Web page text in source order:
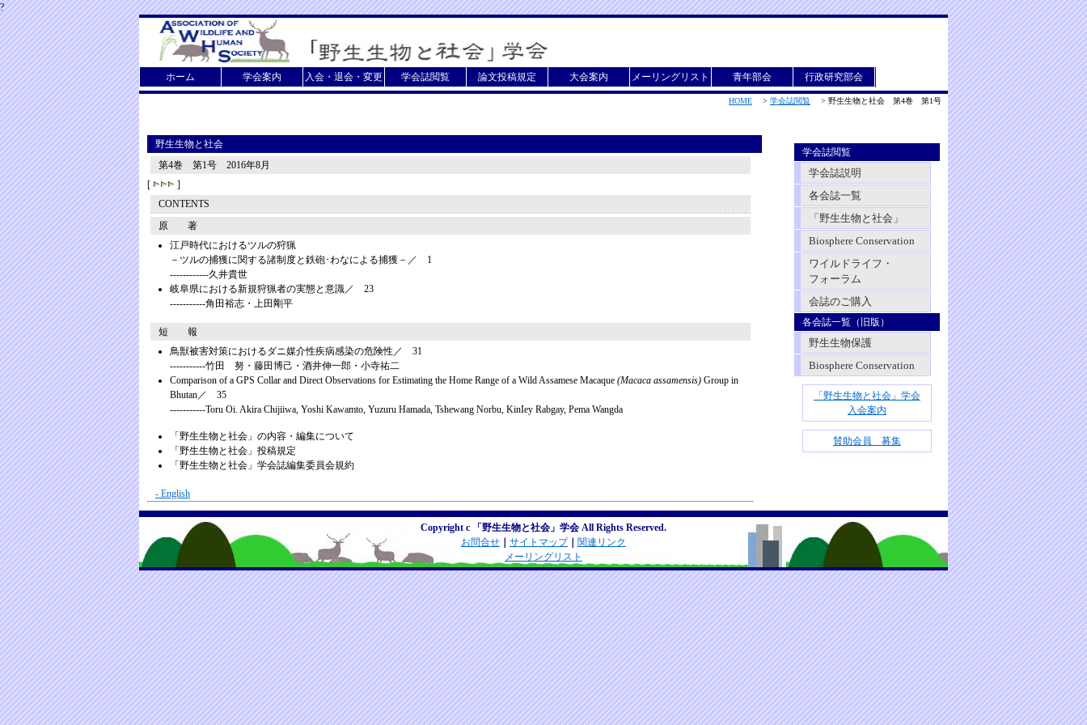
?
ホーム 学会案内 入会・退会・変更 学会誌閲覧 論文投稿規定 大会案内 メーリングリスト 青年部会 行政研究部会
HOME > 学会誌閲覧 > 野生生物と社会 第4巻 第1号
野生生物と社会
第4巻 第1号 2016年8月
[
]
CONTENTS
原 著
江戸時代におけるツルの狩猟
－ツルの捕獲に関する諸制度と鉄砲･わなによる捕獲－／ 1
------------久井貴世
岐阜県における新規狩猟者の実態と意識／ 23
-----------角田裕志・上田剛平
短 報
鳥獣被害対策におけるダニ媒介性疾病感染の危険性／ 31
-----------竹田 努・藤田博己・酒井伸一郎・小寺祐二
Comparison of a GPS Collar and Direct Observations for Estimating the Home Range of a Wild Assamese Macaque (Macaca assamensis) Group in
Bhutan／ 35
-----------Toru Oi. Akira Chijiiwa, Yoshi Kawamto, Yuzuru Hamada, Tshewang Norbu, KinIey Rabgay, Pema Wangda
「野生生物と社会」の内容・編集について
「野生生物と社会」投稿規定
「野生生物と社会」学会誌編集委員会規約
- English
学会誌閲覧
学会誌説明
各会誌一覧
「野生生物と社会」
Biosphere Conservation
ワイルドライフ・
フォーラム
会誌のご購入
各会誌一覧（旧版）
野生生物保護
Biosphere Conservation
「野生生物と社会」学会
入会案内
賛助会員 募集
Copyright c 「野生生物と社会」学会 All Rights Reserved.
お問合せ
サイトマップ｜ 関連リンク
メーリングリスト